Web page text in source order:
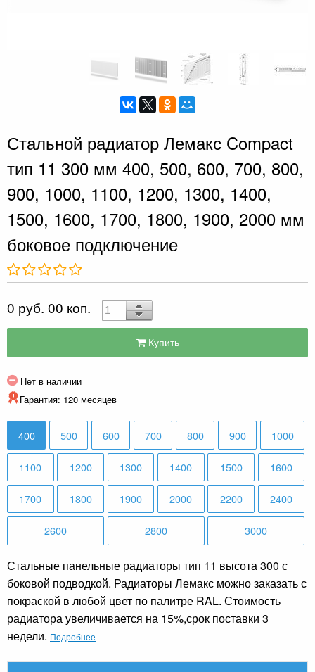
Стальной радиатор Лемакс Compact
тип 11 300 мм 400, 500, 600, 700, 800,
900, 1000, 1100, 1200, 1300, 1400,
1500, 1600, 1700, 1800, 1900, 2000 мм
боковое подключение
0 руб. 00 коп.
Купить
Нет в наличии
Гарантия: 120 месяцев
400 500 600 700 800 900 1000
1100 1200 1300 1400 1500 1600
1700 1800 1900 2000 2200 2400
2600 2800 3000
Стальные панельные радиаторы тип 11 высота 300 с
боковой подводкой. Радиаторы Лемакс можно заказать с
покраской в любой цвет по палитре RAL. Стоимость
радиатора увеличивается на 15%,срок поставки 3
недели. Подробнее